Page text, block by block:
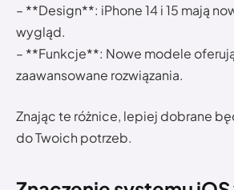
– **Design**: iPhone 14 i 15 mają
wygląd.
– **Funkcje**: Nowe modele
zaawansowane rozwiązania.
Znając te różnice, lepiej dobrane
do Twoich potrzeb.